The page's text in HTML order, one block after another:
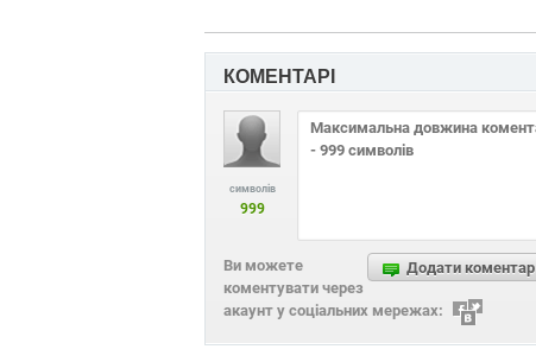
КОМЕНТАРІ
символів
999
Додати коментар
Ви можете
коментувати через
акаунт у соціальних мережах: